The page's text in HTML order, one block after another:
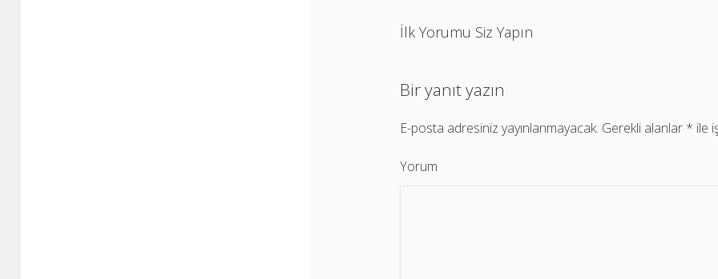
İlk Yorumu Siz Yapın
Bir yanıt yazın
E-posta adresiniz yayınlanmayacak. Gerekli alanlar * ile
Yorum